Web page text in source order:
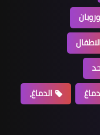
الاطفال
الدماغ،